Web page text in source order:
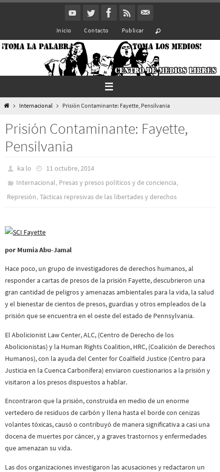
Inicio Contacto Publicar
InicioInternacional Prisión Contaminante: Fayette, Pensilvania
Prisión Contaminante: Fayette,
Pensilvania
ka lo
11 octubre, 2014
Internacional, Presas y presos polí­ticos y de conciencia,
Represión, Tácticas represivas de las libertades y derechos
por Mumia Abu-Jamal
Hace poco, un grupo de investigadores de derechos humanos, al
responder a cartas de presos de la prisión Fayette, descubrieron una
gran cantidad de peligros y amenazas ambientales para la vida, la salud
y el bienestar de cientos de presos, guardias y otros empleados de la
prisión que se encuentra en el oeste del estado de Pennsylvania.
El Abolicionist Law Center, ALC, (Centro de Derecho de los
Abolicionistas) y la Human Rights Coalition, HRC, (Coalición de Derechos
Humanos), con la ayuda del Center for Coalfield Justice (Centro para
Justicia en la Cuenca Carbonífera) enviaron cuestionarios a la prisión y
visitaron a los presos dispuestos a hablar.
Encontraron que la prisión, construida en medio de un enorme
vertedero de residuos de carbón y llena hasta el borde con cenizas
volantes tóxicas, causó o contribuyó de manera significativa a casi una
docena de muertes por cáncer, y a graves trastornos y enfermedades
que amenazan su vida.
Las dos organizaciones investigaron las acusaciones y redactaron un